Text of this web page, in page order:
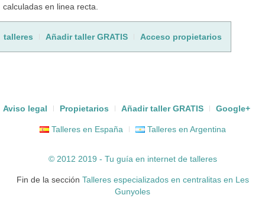
calculadas en linea recta.
talleres Añadir taller GRATIS Acceso propietarios
Aviso legal Propietarios Añadir taller GRATIS Google+
Talleres en España Talleres en Argentina
© 2012 2019 - Tu guía en internet de talleres
Fin de la sección Talleres especializados en centralitas en Les
Gunyoles